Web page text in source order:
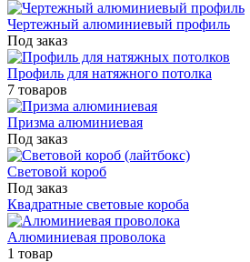
Чертежный алюминиевый профиль
Под заказ
Профиль для натяжного потолка
7 товаров
Призма алюминиевая
Под заказ
Световой короб
Под заказ
Квадратные световые короба
Алюминиевая проволока
1 товар